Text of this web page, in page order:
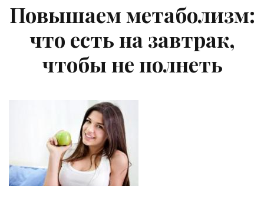
Повышаем метаболизм:
что есть на завтрак,
чтобы не полнеть